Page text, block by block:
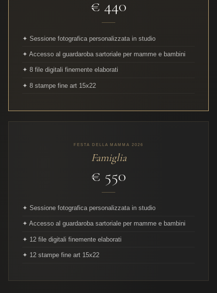
€ 440
✦ Sessione fotografica personalizzata in studio
✦ Accesso al guardaroba sartoriale per mamme e bambini
✦ 8 file digitali finemente elaborati
✦ 8 stampe fine art 15x22
FESTA DELLA MAMMA 2026
Famiglia
€ 550
✦ Sessione fotografica personalizzata in studio
✦ Accesso al guardaroba sartoriale per mamme e bambini
✦ 12 file digitali finemente elaborati
✦ 12 stampe fine art 15x22